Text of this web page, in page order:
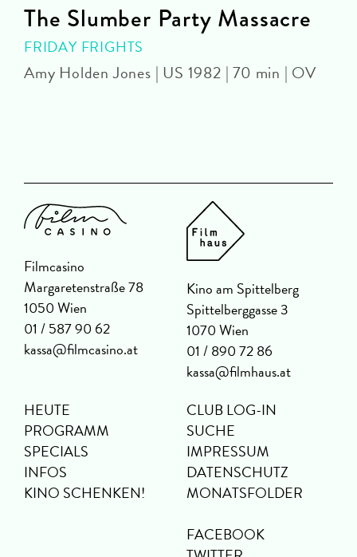
The Slumber Party Massacre
FRIDAY FRIGHTS
Amy Holden Jones | US 1982 | 70 min | OV
Filmcasino
Margaretenstraße 78
1050 Wien
01 / 587 90 62
kassa@filmcasino.at
Kino am Spittelberg
Spittelberggasse 3
1070 Wien
01 / 890 72 86
kassa@filmhaus.at
HEUTE
PROGRAMM
SPECIALS
INFOS
KINO SCHENKEN!
CLUB LOG-IN
SUCHE
IMPRESSUM
DATENSCHUTZ
MONATSFOLDER
FACEBOOK